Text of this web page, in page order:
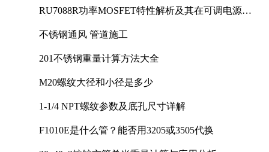
RU7088R功率MOSFET特性解析及其在可调电源设
不锈钢通风 管道施工
201不锈钢重量计算方法大全
M20螺纹大径和小径是多少
1-1/4 NPT螺纹参数及底孔尺寸详解
F1010E是什么管？能否用3205或3505代换